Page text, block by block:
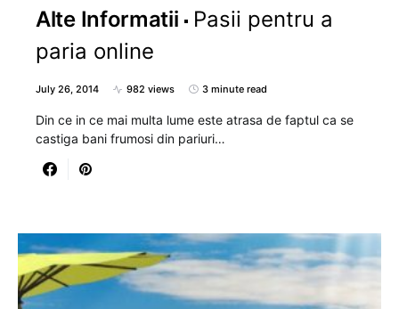
Alte Informatii
Pasii pentru a
paria online
July 26, 2014 982 views 3 minute read
Din ce in ce mai multa lume este atrasa de faptul ca se
castiga bani frumosi din pariuri…